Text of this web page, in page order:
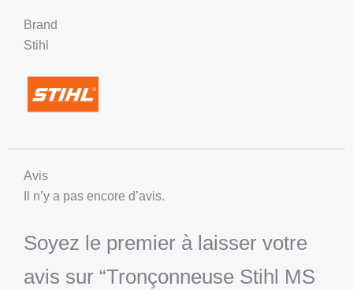
Brand
Stihl
Avis
Il n’y a pas encore d’avis.
Soyez le premier à laisser votre
avis sur “Tronçonneuse Stihl MS